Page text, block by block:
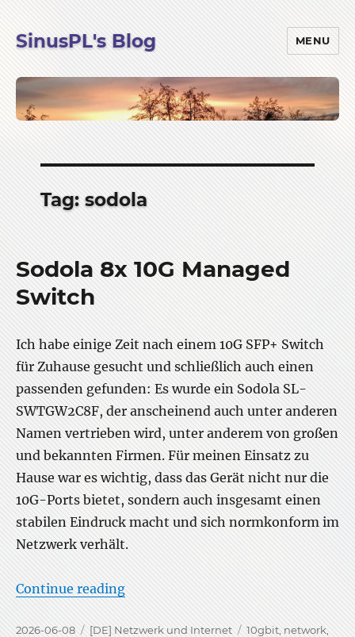
SinusPL's Blog MENU
Tag:sodola
Sodola 8x 10G Managed
Switch
Ich habe einige Zeit nach einem 10G SFP+ Switch
für Zuhause gesucht und schließlich auch einen
passenden gefunden: Es wurde ein Sodola SL-
SWTGW2C8F, der anscheinend auch unter anderen
Namen vertrieben wird, unter anderem von großen
und bekannten Firmen. Für meinen Einsatz zu
Hause war es wichtig, dass das Gerät nicht nur die
10G-Ports bietet, sondern auch insgesamt einen
stabilen Eindruck macht und sich normkonform im
Netzwerk verhält.
Continue reading“Sodola 8x 10G Managed Switch”
Posted
2026-06-08 Categories
[DE] Netzwerk und Internet Tags
10gbit,network